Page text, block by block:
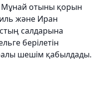
Мұнай отыны қорын
және Иран
салдарына
берілетін
шешім қабылдады.